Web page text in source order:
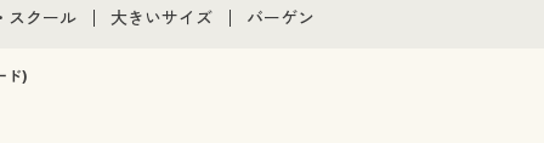
カタログ・チラシからのご注文
スクール
スクールすべて
大きいサイズ バーゲン
ド)